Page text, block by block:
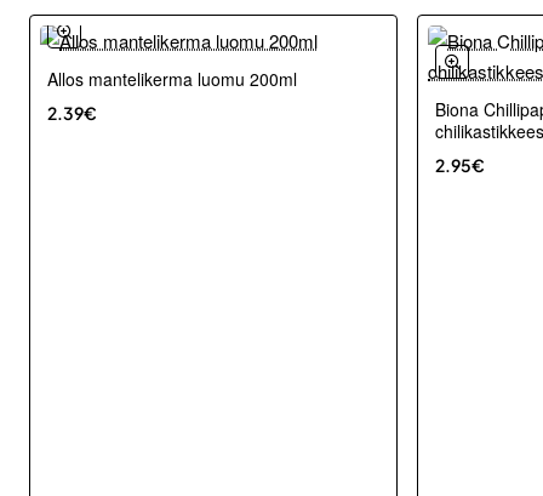
Allos mantelikerma luomu 200ml
2.39€
Biona
2.95€